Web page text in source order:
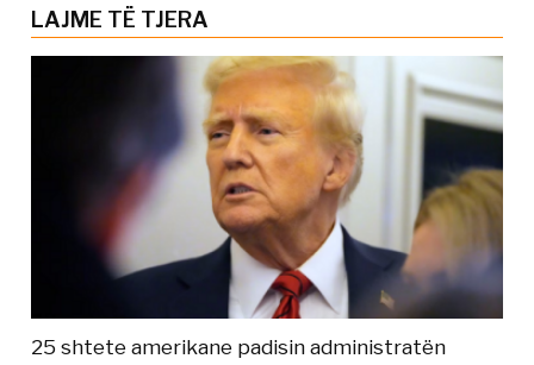
LAJME TË TJERA
25 shtete amerikane padisin administratën